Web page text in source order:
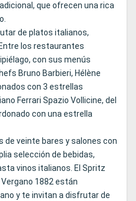
que ofrecen una rica
de platos italianos,
los restaurantes
con sus menús
Bruno Barbieri, Hélène
con 3 estrellas
Ferrari Spazio Vollicine, del
con una estrella
de veinte bares y salones con
selección de bebidas,
vinos italianos. El Spritz
Vergano 1882 están
y te invitan a disfrutar de